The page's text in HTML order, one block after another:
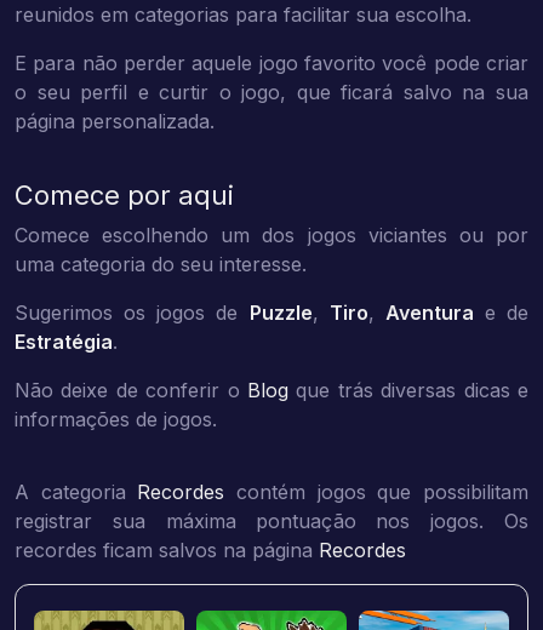
reunidos em categorias para facilitar sua escolha.
E para não perder aquele jogo favorito você pode criar
o seu perfil e curtir o jogo, que ficará salvo na sua
página personalizada.
Comece por aqui
Comece escolhendo um dos jogos viciantes ou por
uma categoria do seu interesse.
Sugerimos os jogos de Puzzle, Tiro, Aventura e de
Estratégia.
Não deixe de conferir o Blog que trás diversas dicas e
informações de jogos.
A categoria Recordes contém jogos que possibilitam
registrar sua máxima pontuação nos jogos. Os
recordes ficam salvos na página Recordes